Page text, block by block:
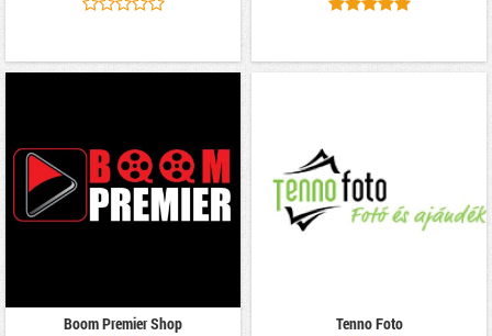
Boom Premier Shop Tenno Foto